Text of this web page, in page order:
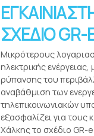
ΣΧΕΔΙΟ GR-
Μικρότερους
ηλεκτρικής
ρύπανσης του
αναβάθμιση των
τηλεπικοινωνιακών
εξασφαλίζει για τους
Χάλκης το σχέδιο GR-